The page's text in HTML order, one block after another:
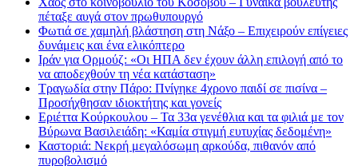
πέταξε αυγά στον πρωθυπουργό
Φωτιά σε χαμηλή βλάστηση στη Νάξο – Επιχειρούν επίγειες
δυνάμεις και ένα ελικόπτερο
Ιράν για Ορμούζ: «Οι ΗΠΑ δεν έχουν άλλη επιλογή από το
να αποδεχθούν τη νέα κατάσταση»
Τραγωδία στην Πάρο: Πνίγηκε 4χρονο παιδί σε πισίνα –
Προσήχθησαν ιδιοκτήτης και γονείς
Εριέττα Κούρκουλου – Τα 33α γενέθλια και τα φιλιά με τον
Βύρωνα Βασιλειάδη: «Καμία στιγμή ευτυχίας δεδομένη»
Καστοριά: Νεκρή μεγαλόσωμη αρκούδα, πιθανόν από
πυροβολισμό